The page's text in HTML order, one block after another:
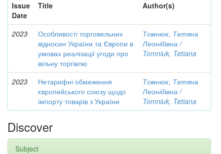
Issue
Date
Title Author(s)
2023
Особливості торговельних
відносин України та Європи в
умовах реалізації угоди про
вільну торгівлю
Томнюк, Тетяна
Леонідівна /
Tomniuk, Tetiana
2023
Нетарифні обмеження
європейського союзу щодо
імпорту товарів з України
Томнюк, Тетяна
Леонідівна /
Tomniuk, Tetiana
Discover
Subject